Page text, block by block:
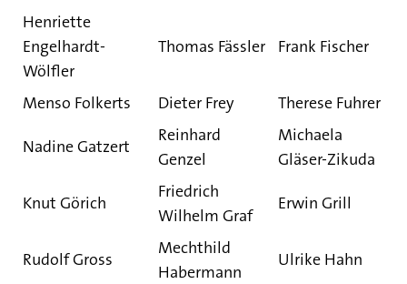
Henriette
Engelhardt-
Wölfler
Thomas Fässler Frank Fischer
Menso Folkerts Dieter Frey
Therese Fuhrer
Nadine Gatzert
Reinhard
Genzel
Michaela
Gläser-Zikuda
Knut Görich
Friedrich
Wilhelm Graf
Erwin Grill
Rudolf Gross
Mechthild
Habermann
Ulrike Hahn